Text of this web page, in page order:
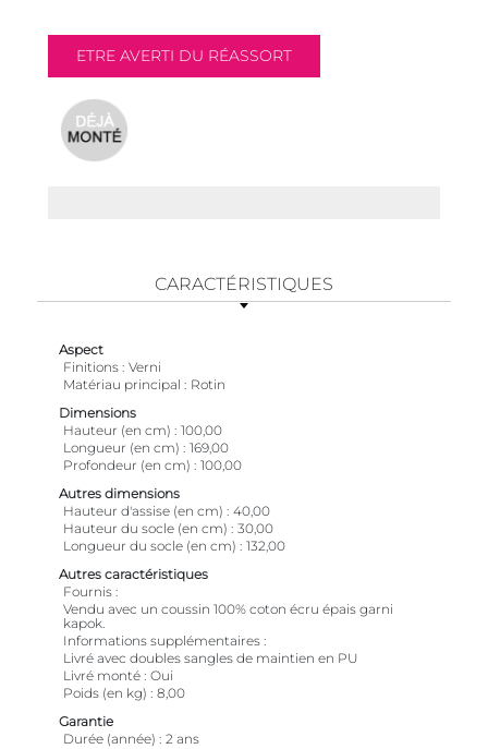
CARACTÉRISTIQUES
Aspect
Finitions Verni
Matériau principal
Rotin
Dimensions
Hauteur (en cm)
100,00
Longueur (en cm)
169,00
Profondeur (en cm)
100,00
Autres dimensions
Hauteur d'assise (en cm)
40,00
Hauteur du socle (en cm)
30,00
Longueur du socle (en cm)
132,00
Autres caractéristiques
Fournis
Vendu avec un coussin 100% coton écru épais garni
kapok.
Informations supplémentaires
Livré avec doubles sangles de maintien en PU
Livré monté Oui
Poids (en kg)
8,00
Garantie
Durée (année)
2 ans